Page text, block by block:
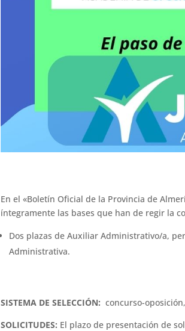
En el «Boletín Oficial de la Provincia de
íntegramente las bases que han de regir la
Dos plazas de Auxiliar Administrativo/a,
Administrativa.
SISTEMA DE SELECCIÓN: concurso-
SOLICITUDES: El plazo de presentación de